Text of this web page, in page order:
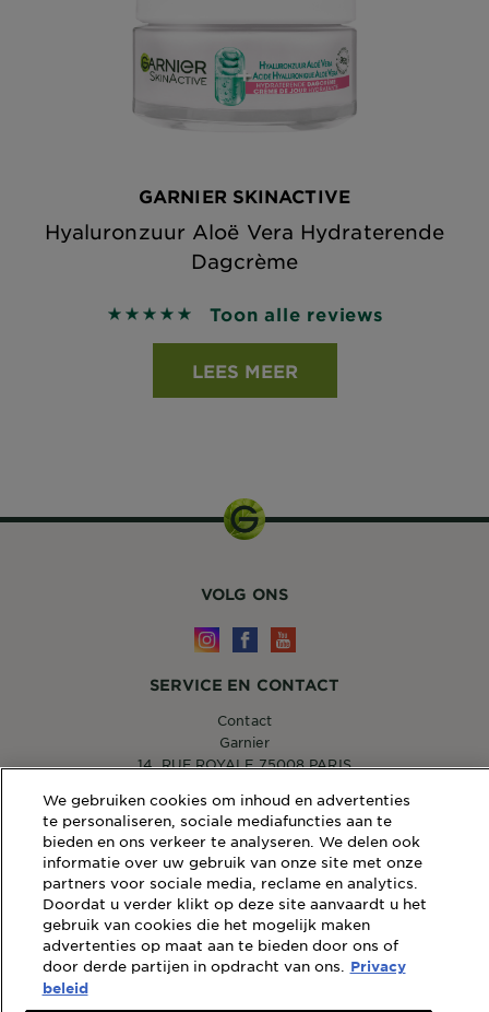
GARNIER SKINACTIVE
Hyaluronzuur Aloë Vera Hydraterende
Dagcrème
5 out of 5 stars based on reviews
Toon alle reviews
LEES MEER
WEBSITE LINKS
Sitemap
Wettelijke Bepalingen
Privacybeleid
Cookiebeleid
Algemene Voorwaarden Reviews en Recensies
VOLG ONS
SERVICE EN CONTACT
Contact
Garnier
14, RUE ROYALE 75008 PARIS
We gebruiken cookies om inhoud en advertenties
te personaliseren, sociale mediafuncties aan te
bieden en ons verkeer te analyseren. We delen ook
informatie over uw gebruik van onze site met onze
partners voor sociale media, reclame en analytics.
Doordat u verder klikt op deze site aanvaardt u het
gebruik van cookies die het mogelijk maken
advertenties op maat aan te bieden door ons of
door derde partijen in opdracht van ons.
Privacy
beleid